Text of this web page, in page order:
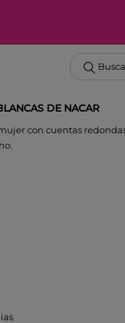
DE NACAR
con cuentas